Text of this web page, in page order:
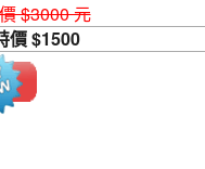
$3000 元
價 $1500